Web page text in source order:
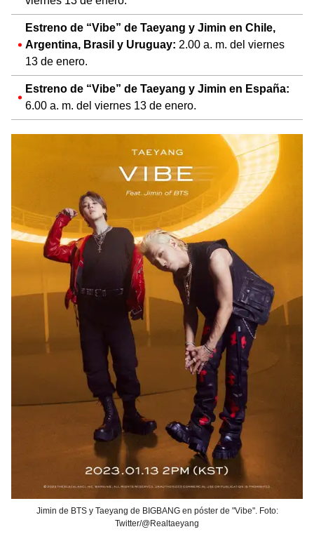
Estreno de “Vibe” de Taeyang y Jimin en Chile,
Argentina, Brasil y Uruguay: 2.00 a. m. del viernes
13 de enero.
Estreno de “Vibe” de Taeyang y Jimin en España:
6.00 a. m. del viernes 13 de enero.
Jimin de BTS y Taeyang de BIGBANG en póster de "Vibe". Foto:
Twitter/@Realtaeyang